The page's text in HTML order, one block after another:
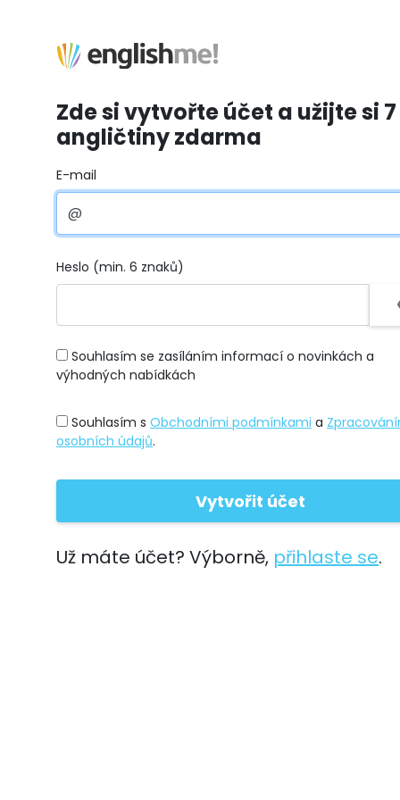
Zde si vytvořte účet a užijte si
angličtiny zdarma
E-mail
Heslo (min. 6 znaků)
Souhlasím se zasíláním informací o novinkách a
výhodných nabídkách
Souhlasím s Obchodními podmínkami a
osobních údajů.
Už máte účet? Výborně, přihlaste se.